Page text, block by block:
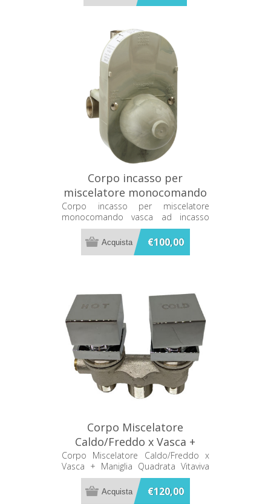
Corpo incasso per
miscelatore monocomando
vasca ad incasso Hansgrohe
- 31741180
Corpo incasso per miscelatore
monocomando vasca ad incasso
Hansgrohe - 31741180
€100,00
Corpo Miscelatore
Caldo/Freddo x Vasca +
Maniglia Quadrata Vitaviva
10014331
Corpo Miscelatore Caldo/Freddo x
Vasca + Maniglia Quadrata Vitaviva
10014331
€120,00